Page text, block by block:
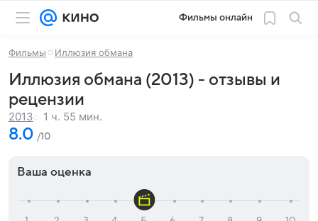
Фильмы онлайн
Фильмы Иллюзия обмана
Иллюзия обмана (2013) - отзывы и
рецензии
2013 1 ч. 55 мин.
8.0 /10
Ваша оценка